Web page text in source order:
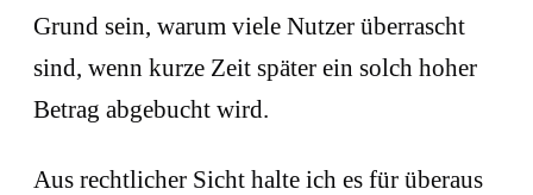
Grund sein, warum viele Nutzer überrascht
sind, wenn kurze Zeit später ein solch hoher
Betrag abgebucht wird.
Aus rechtlicher Sicht halte ich es für überaus